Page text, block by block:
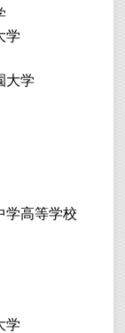
学
大学
学高等学校
学